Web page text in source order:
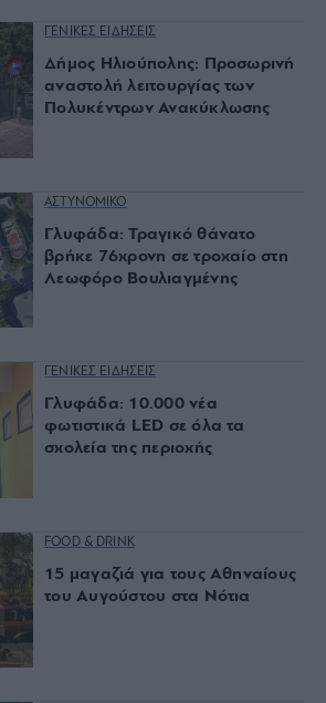
ΓΕΝΙΚΕΣ ΕΙΔΗΣΕΙΣ
Δήμος Ηλιούπολης: Προσωρινή
αναστολή λειτουργίας των
Πολυκέντρων Ανακύκλωσης
ΑΣΤΥΝΟΜΙΚΟ
Γλυφάδα: Τραγικό θάνατο
βρήκε 76χρονη σε τροχαίο στη
Λεωφόρο Βουλιαγμένης
ΓΕΝΙΚΕΣ ΕΙΔΗΣΕΙΣ
Γλυφάδα: 10.000 νέα
φωτιστικά LED σε όλα τα
σχολεία της περιοχής
FOOD & DRINK
15 μαγαζιά για τους Αθηναίους
του Αυγούστου στα Νότια